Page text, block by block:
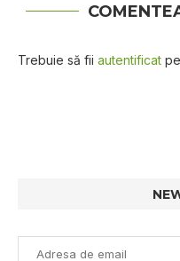
Trebuie să fii autentificat